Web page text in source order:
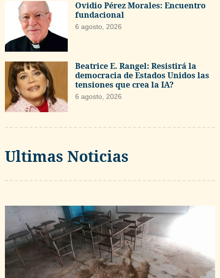
Ovidio Pérez Morales: Encuentro
fundacional
6 agosto, 2026
Beatrice E. Rangel: Resistirá la
democracia de Estados Unidos las
tensiones que crea la IA?
6 agosto, 2026
Ultimas Noticias